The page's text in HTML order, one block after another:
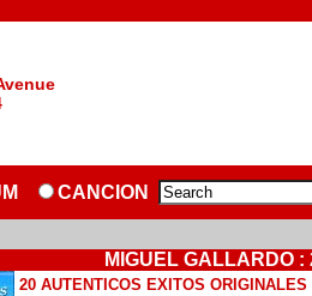
CANCION
MIGUEL GALLARDO
20 AUTENTICOS EXITOS ORIGINALES